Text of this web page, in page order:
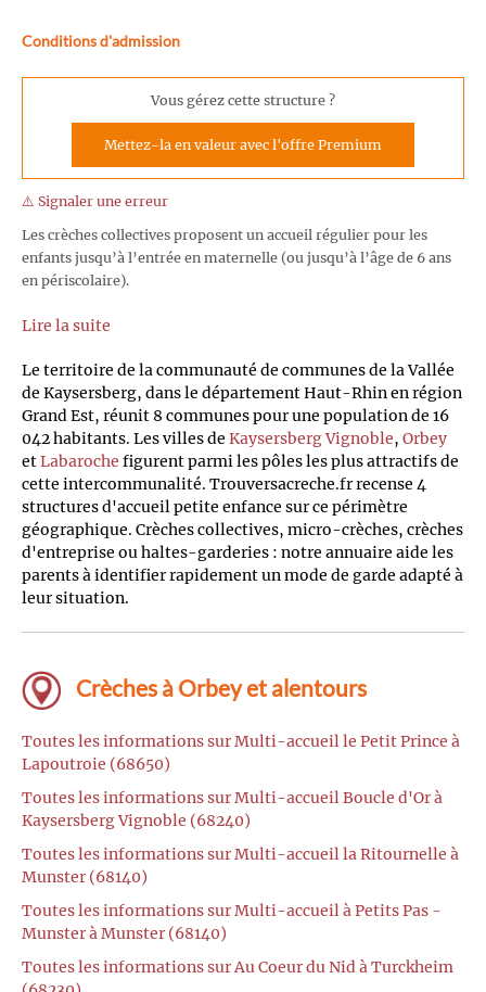
Conditions d'admission
Vous gérez cette structure ?
Mettez-la en valeur avec l'offre Premium
⚠️ Signaler une erreur
Les crèches collectives proposent un accueil régulier pour les
enfants jusqu’à l’entrée en maternelle (ou jusqu’à l’âge de 6 ans
en périscolaire).
Lire la suite
Le territoire de la communauté de communes de la Vallée
de Kaysersberg, dans le département Haut-Rhin en région
Grand Est, réunit 8 communes pour une population de 16
042 habitants. Les villes de Kaysersberg Vignoble, Orbey
etLabaroche figurent parmi les pôles les plus attractifs de
cette intercommunalité. Trouversacreche.fr recense 4
structures d'accueil petite enfance sur ce périmètre
géographique. Crèches collectives, micro-crèches, crèches
d'entreprise ou haltes-garderies : notre annuaire aide les
parents à identifier rapidement un mode de garde adapté à
leur situation.
Crèches à Orbey et alentours
Toutes les informations sur Multi-accueil le Petit Prince à
Lapoutroie (68650)
Toutes les informations sur Multi-accueil Boucle d'Or à
Kaysersberg Vignoble (68240)
Toutes les informations sur Multi-accueil la Ritournelle à
Munster (68140)
Toutes les informations sur Multi-accueil à Petits Pas -
Munster à Munster (68140)
Toutes les informations sur Au Coeur du Nid à Turckheim